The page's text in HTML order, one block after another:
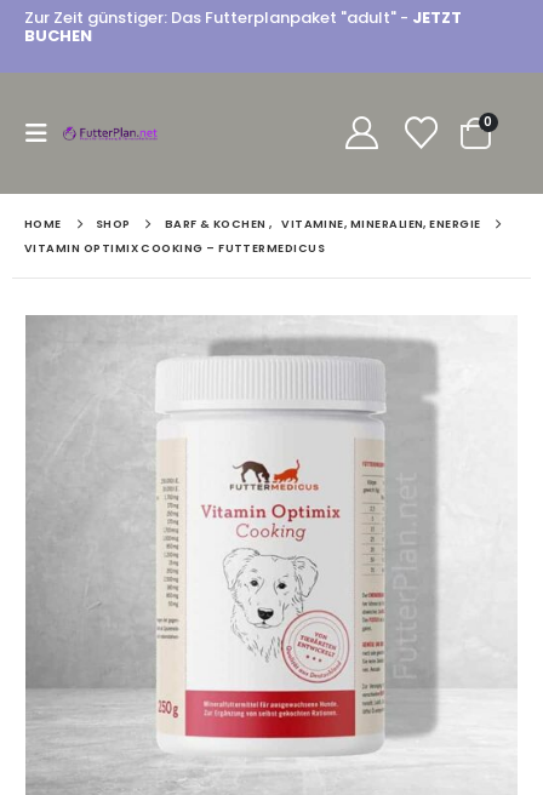
Zur Zeit günstiger: Das Futterplanpaket "adult" - JETZT
BUCHEN
0
HOME SHOP BARF & KOCHEN ,
VITAMINE, MINERALIEN, ENERGIE
VITAMIN OPTIMIX COOKING – FUTTERMEDICUS